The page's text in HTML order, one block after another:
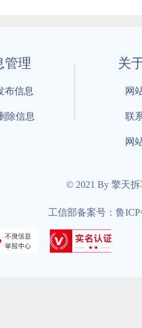
管理
布信息
除信息
关
网
联
网
© 2021 By 擎天
工信部备案号：鲁